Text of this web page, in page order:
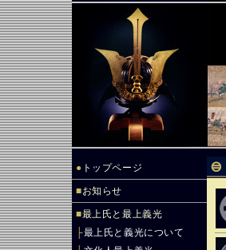
● トップページ
■お知らせ
■最上氏と最上義光
├最上氏と義光について